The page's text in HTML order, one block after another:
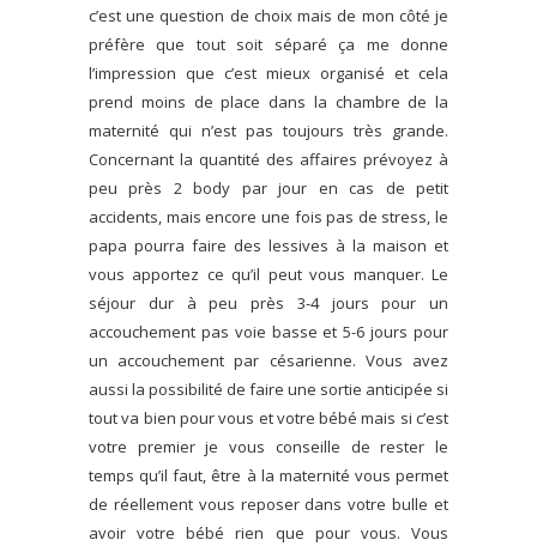
c’est une question de choix mais de mon côté je
préfère que tout soit séparé ça me donne
l’impression que c’est mieux organisé et cela
prend moins de place dans la chambre de la
maternité qui n’est pas toujours très grande.
Concernant la quantité des affaires prévoyez à
peu près 2 body par jour en cas de petit
accidents, mais encore une fois pas de stress, le
papa pourra faire des lessives à la maison et
vous apportez ce qu’il peut vous manquer. Le
séjour dur à peu près 3-4 jours pour un
accouchement pas voie basse et 5-6 jours pour
un accouchement par césarienne. Vous avez
aussi la possibilité de faire une sortie anticipée si
tout va bien pour vous et votre bébé mais si c’est
votre premier je vous conseille de rester le
temps qu’il faut, être à la maternité vous permet
de réellement vous reposer dans votre bulle et
avoir votre bébé rien que pour vous. Vous